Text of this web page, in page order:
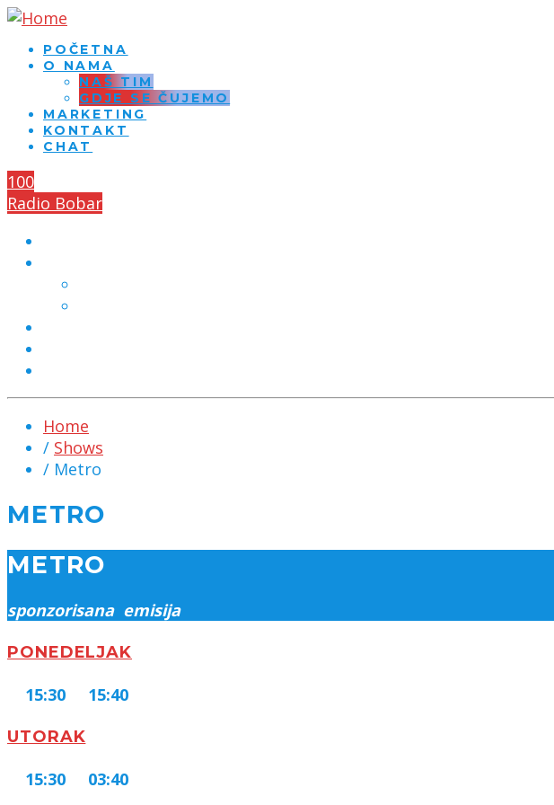
POČETNA
O NAMA
NAŠ TIM
GDJE SE ČUJEMO
MARKETING
KONTAKT
CHAT
100
Radio Bobar
Home
/ Shows
/ Metro
METRO
METRO
sponzorisana emisija
PONEDELJAK
15:30 15:40
UTORAK
15:30 03:40